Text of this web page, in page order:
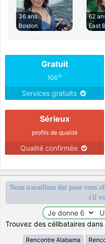
36 ans
Boston
62
East
Gratuit
100%
Services gratuits
Sérieux
profils de qualité
Qualité confirmée
Nous travaillons dur pour vous
s'il
Trouvez des célibataires
Rencontre Alabama